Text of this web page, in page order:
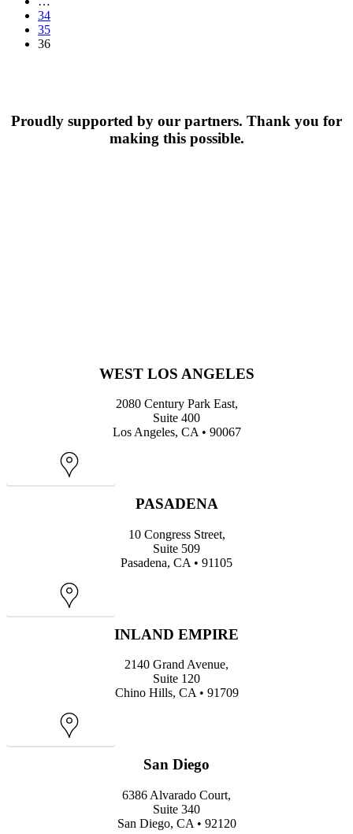
34
35
36
Proudly supported by our partners. Thank you for
making this possible.
WEST LOS ANGELES
2080 Century Park East,
Suite 400
Los Angeles, CA • 90067
PASADENA
10 Congress Street,
Suite 509
Pasadena, CA • 91105
INLAND EMPIRE
2140 Grand Avenue,
Suite 120
Chino Hills, CA • 91709
San Diego
6386 Alvarado Court,
Suite 340
San Diego, CA • 92120